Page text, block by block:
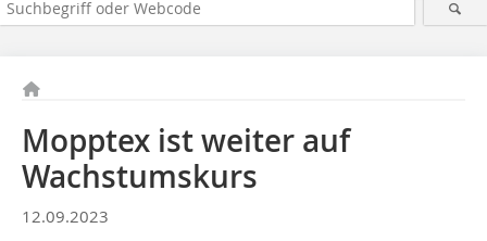
Mopptex ist weiter auf
Wachstumskurs
12.09.2023